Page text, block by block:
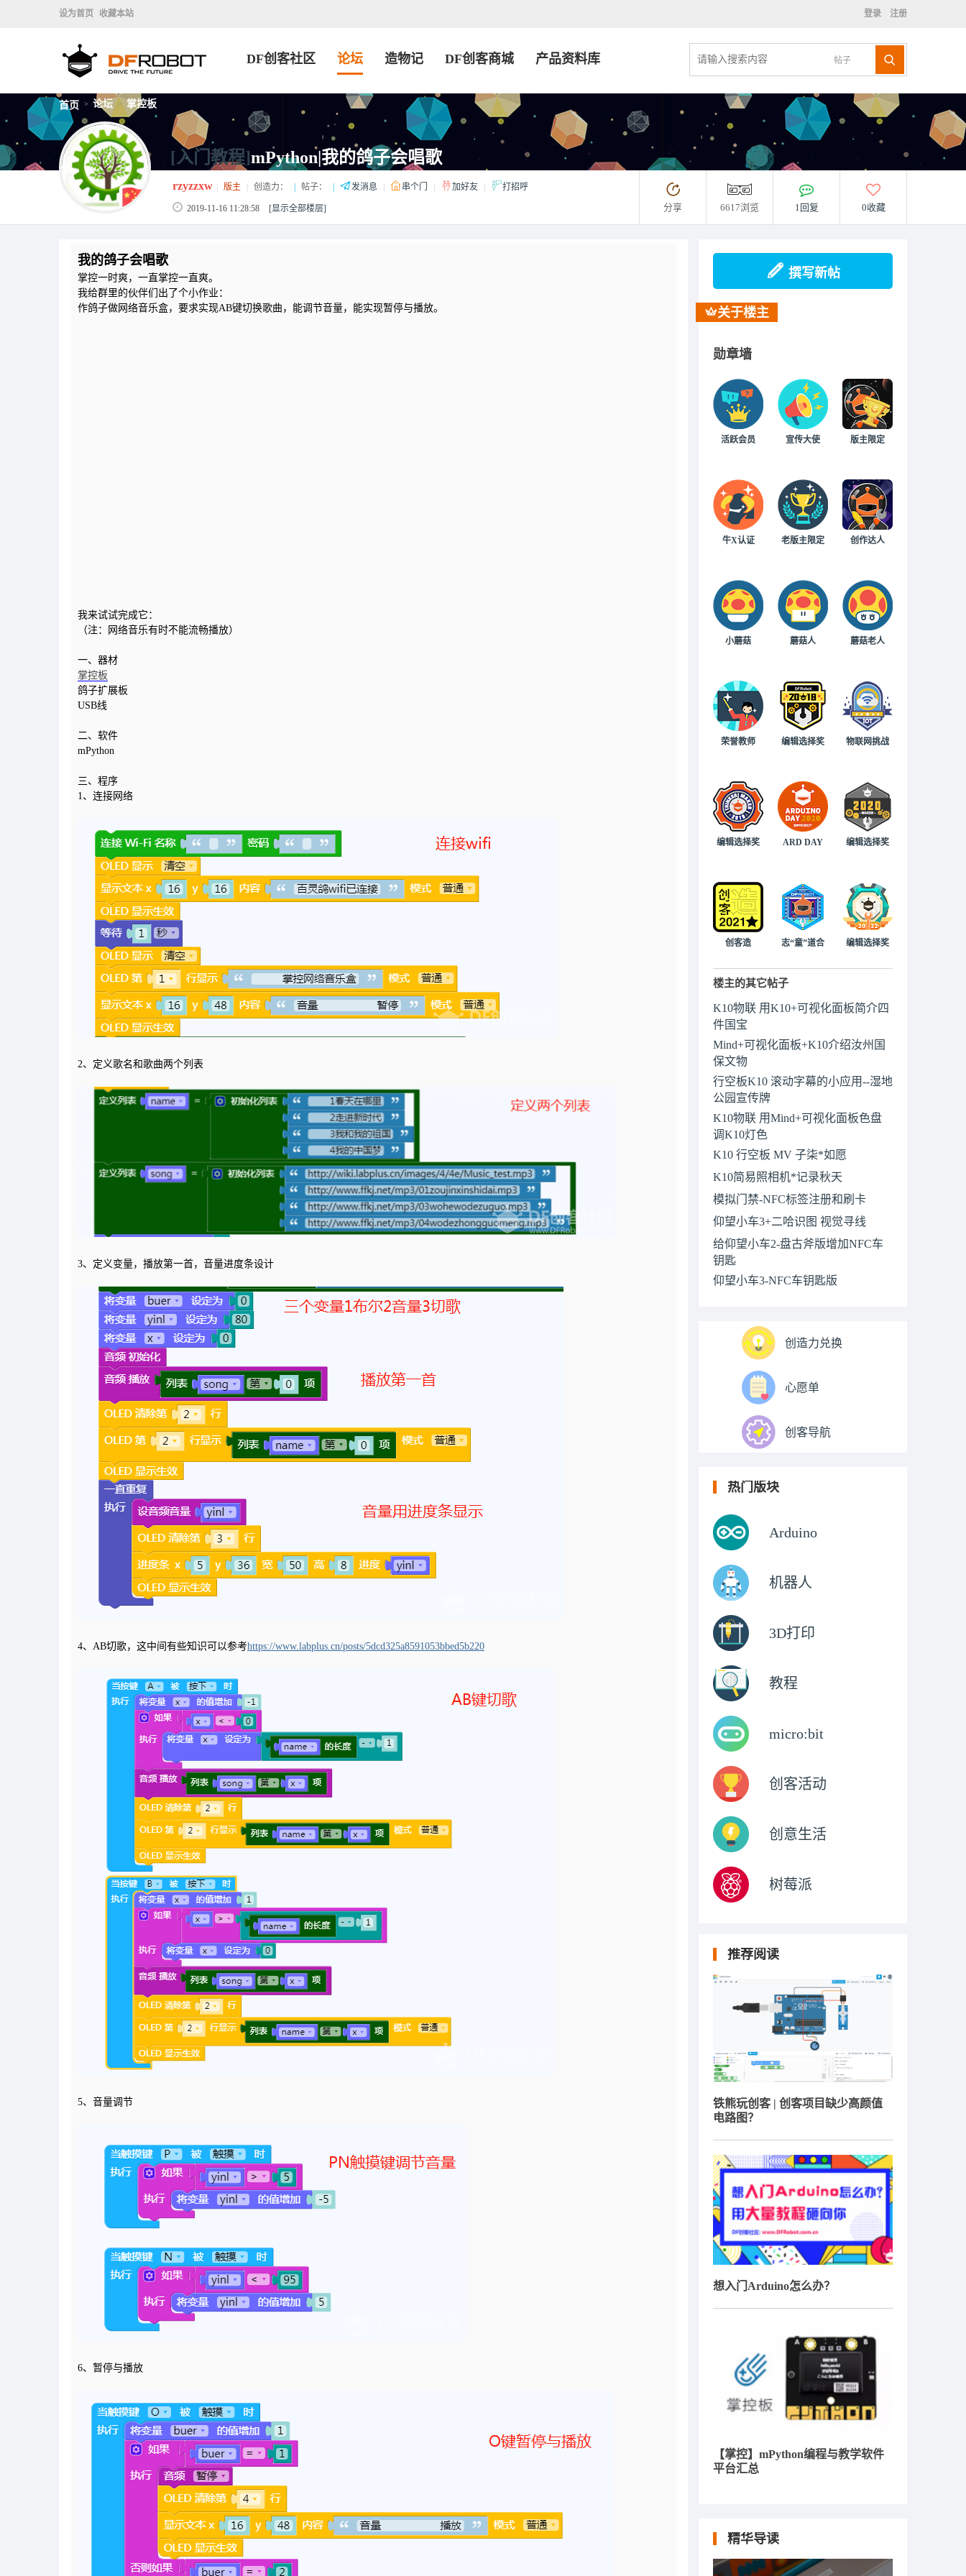
设为首页 收藏本站 登录 注册
帖子
DF创客社区 论坛 造物记 DF创客商城 产品资料库
首页 > 论坛 > 掌控板
[入门教程]mPython|我的鸽子会唱歌
rzyzzxw 版主 创造力： 帖子： 发消息 串个门 加好友 打招呼
2019-11-16 11:28:58 [显示全部楼层] 分享 6617浏览 1回复 0收藏
我的鸽子会唱歌
掌控一时爽，一直掌控一直爽。
我给群里的伙伴们出了个小作业：
作鸽子做网络音乐盒，要求实现AB键切换歌曲，能调节音量，能实现暂停与播放。
我来试试完成它：
（注：网络音乐有时不能流畅播放）
一、器材
掌控板
鸽子扩展板
USB线
二、软件
mPython
三、程序
1、连接网络
2、定义歌名和歌曲两个列表
3、定义变量，播放第一首，音量进度条设计
4、AB切歌，这中间有些知识可以参考https://www.labplus.cn/posts/5dcd325a8591053bbed5b220
5、音量调节
6、暂停与播放
撰写新帖
关于楼主
勋章墙
活跃会员 宣传大使 版主限定
牛X认证 老版主限定 创作达人
小蘑菇 蘑菇人 蘑菇老人
荣誉教师 编辑选择奖 物联网挑战
编辑选择奖 ARD DAY 编辑选择奖
创客造 志“童”道合 编辑选择奖
楼主的其它帖子
K10物联 用K10+可视化面板简介四
件国宝
Mind+可视化面板+K10介绍汝州国
保文物
行空板K10 滚动字幕的小应用--湿地
公园宣传牌
K10物联 用Mind+可视化面板色盘
调K10灯色
K10 行空板 MV 子柒*如愿
K10简易照相机*记录秋天
模拟门禁-NFC标签注册和刷卡
仰望小车3+二哈识图 视觉寻线
给仰望小车2-盘古斧版增加NFC车
钥匙
仰望小车3-NFC车钥匙版
创造力兑换
心愿单
创客导航
热门版块
Arduino
机器人
3D打印
教程
micro:bit
创客活动
创意生活
树莓派
推荐阅读
铁熊玩创客 | 创客项目缺少高颜值
电路图？
想入门Arduino怎么办？
【掌控】mPython编程与教学软件
平台汇总
精华导读